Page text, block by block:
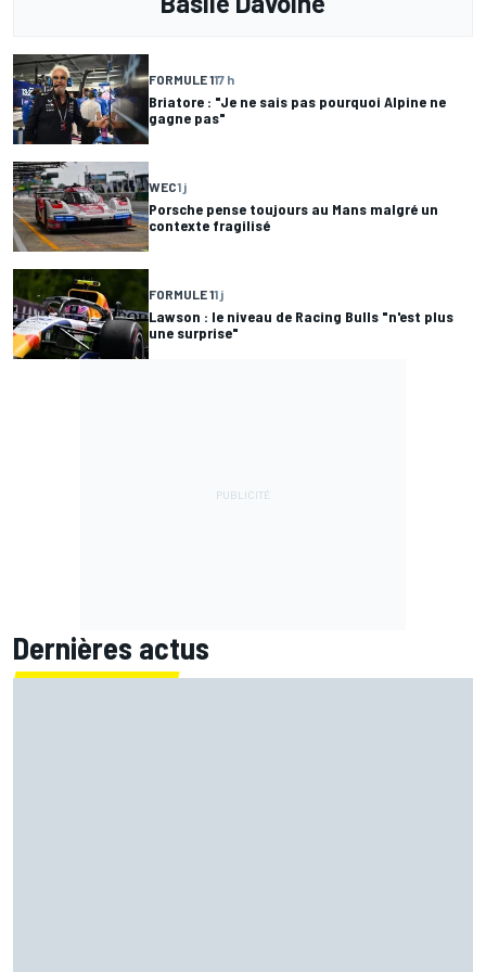
FORMULE 117 h
Briatore : "Je ne sais pas pourquoi Alpine ne
gagne pas"
WEC1 j
Porsche pense toujours au Mans malgré un
contexte fragilisé
FORMULE 11 j
Lawson : le niveau de Racing Bulls "n'est plus
une surprise"
Dernières actus